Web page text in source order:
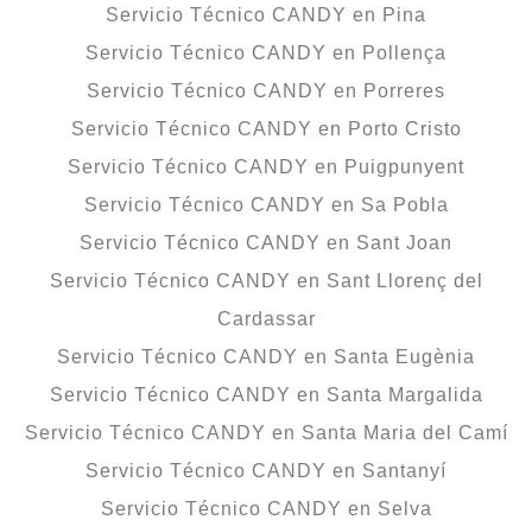
Servicio Técnico CANDY en Pina
Servicio Técnico CANDY en Pollença
Servicio Técnico CANDY en Porreres
Servicio Técnico CANDY en Porto Cristo
Servicio Técnico CANDY en Puigpunyent
Servicio Técnico CANDY en Sa Pobla
Servicio Técnico CANDY en Sant Joan
Servicio Técnico CANDY en Sant Llorenç del
Cardassar
Servicio Técnico CANDY en Santa Eugènia
Servicio Técnico CANDY en Santa Margalida
Servicio Técnico CANDY en Santa Maria del Camí
Servicio Técnico CANDY en Santanyí
Servicio Técnico CANDY en Selva